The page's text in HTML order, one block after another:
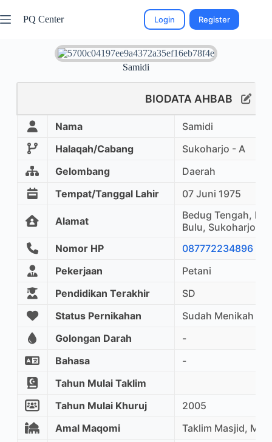
PQ Center Login Register
Samidi
BIODATA AHBAB
Nama
Samidi
Halaqah/Cabang
Sukoharjo - A
Gelombang
Daerah
Tempat/Tanggal Lahir
07 Juni 1975
Alamat
Bedug Tengah,
Bulu, Sukoharjo
Nomor HP
087772234896
Pekerjaan
Petani
Pendidikan Terakhir
SD
Status Pernikahan
Sudah Menikah
Golongan Darah
-
Bahasa
-
Tahun Mulai Taklim
Tahun Mulai Khuruj
2005
Amal Maqomi
Taklim Masjid,